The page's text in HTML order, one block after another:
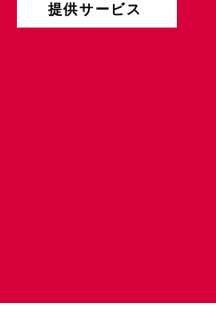
提供サービス